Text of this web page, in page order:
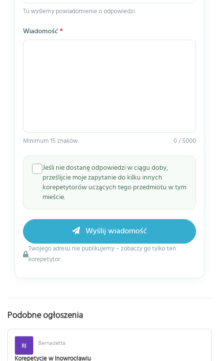
Tu wyślemy powiadomienie o odpowiedzi.
Wiadomość *
Minimum 15 znaków. 0 / 5000
Jeśli nie dostanę odpowiedzi w ciągu doby,
prześlijcie moje zapytanie do kilku innych
korepetytorów uczących tego przedmiotu w tym
mieście.
Twojego adresu nie publikujemy – zobaczy go tylko ten
korepetytor.
Wyślij wiadomość
Podobne ogłoszenia
Bernadetta
Korepetycje w Inowrocławiu